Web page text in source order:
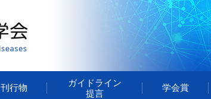
行物
ガイドライン
提言
学会賞